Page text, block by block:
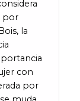
por
la
con
por